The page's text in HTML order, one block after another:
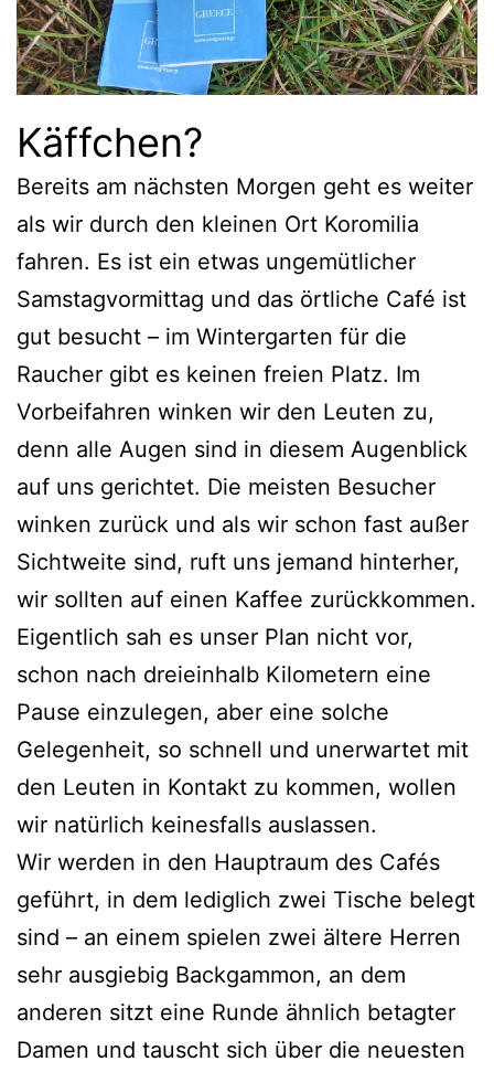
Käffchen?
Bereits am nächsten Morgen geht es weiter
als wir durch den kleinen Ort Koromilia
fahren. Es ist ein etwas ungemütlicher
Samstagvormittag und das örtliche Café ist
gut besucht – im Wintergarten für die
Raucher gibt es keinen freien Platz. Im
Vorbeifahren winken wir den Leuten zu,
denn alle Augen sind in diesem Augenblick
auf uns gerichtet. Die meisten Besucher
winken zurück und als wir schon fast außer
Sichtweite sind, ruft uns jemand hinterher,
wir sollten auf einen Kaffee zurückkommen.
Eigentlich sah es unser Plan nicht vor,
schon nach dreieinhalb Kilometern eine
Pause einzulegen, aber eine solche
Gelegenheit, so schnell und unerwartet mit
den Leuten in Kontakt zu kommen, wollen
wir natürlich keinesfalls auslassen.
Wir werden in den Hauptraum des Cafés
geführt, in dem lediglich zwei Tische belegt
sind – an einem spielen zwei ältere Herren
sehr ausgiebig Backgammon, an dem
anderen sitzt eine Runde ähnlich betagter
Damen und tauscht sich über die neuesten